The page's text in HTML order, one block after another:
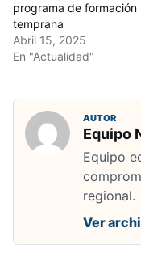
programa de formación
temprana
Abril 15, 2025
En "Actualidad"
AUTOR
Equipo
Equipo
regional.
Ver